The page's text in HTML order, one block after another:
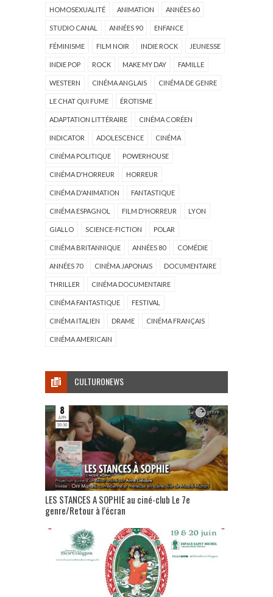
HOMOSEXUALITÉ ANIMATION ANNÉES 60
STUDIO CANAL ANNÉES 90 ENFANCE
FÉMINISME FILM NOIR INDIE ROCK JEUNESSE
INDIE POP ROCK MAKE MY DAY FAMILLE
WESTERN CINÉMA ANGLAIS CINÉMA DE GENRE
LE CHAT QUI FUME ÉROTISME
ADAPTATION LITTÉRAIRE CINÉMA CORÉEN
INDICATOR ADOLESCENCE CINÉMA
CINÉMA POLITIQUE POWERHOUSE
CINÉMA D'HORREUR HORREUR
CINÉMA D'ANIMATION FANTASTIQUE
CINÉMA ESPAGNOL FILM D'HORREUR LYON
GIALLO SCIENCE-FICTION POLAR
CINÉMA BRITANNIQUE ANNÉES 80 COMÉDIE
ANNÉES 70 CINÉMA JAPONAIS DOCUMENTAIRE
THRILLER CINÉMA DOCUMENTAIRE
CINÉMA FANTASTIQUE FESTIVAL
CINÉMA ITALIEN DRAME CINÉMA FRANÇAIS
CINÉMA AMERICAIN
CULTURONEWS
LES STANCES A SOPHIE au ciné-club Le 7e
genre/Retour à l’écran